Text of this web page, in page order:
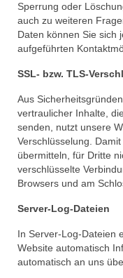
Sperrung oder
auch zu weiteren
Daten können Sie sich
aufgeführten
SSL- bzw. TLS-
Aus
vertraulicher Inhalte,
senden, nutzt unsere
Verschlüsselung.
übermitteln, für Dritte
verschlüsselte
Browsers und am
Server-Log-Dateien
In Server-Log-Dateien
Website automatisch
automatisch an uns